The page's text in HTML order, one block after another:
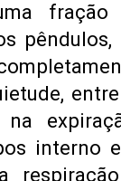
na
interno